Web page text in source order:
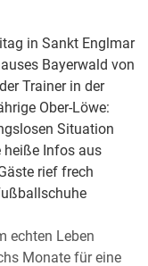
in Sankt Englmar
Bayerwald von
Trainer in der
Ober-Löwe:
Situation
heiße Infos aus
rief frech
echten Leben
Monate für eine